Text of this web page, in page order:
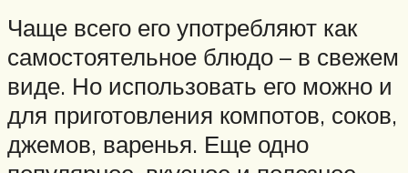
Чаще всего его употребляют как
самостоятельное блюдо – в свежем
виде. Но использовать его можно и
для приготовления компотов, соков,
джемов, варенья. Еще одно